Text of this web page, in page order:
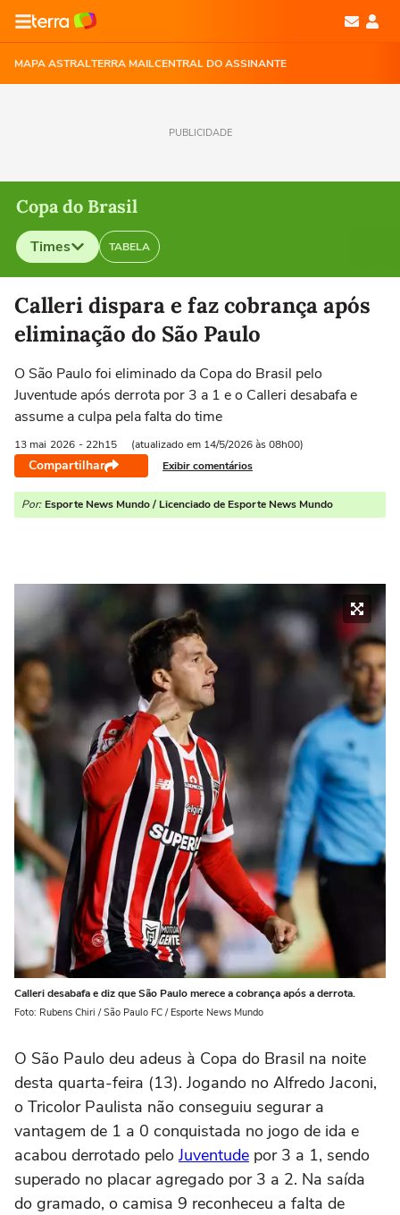
MAPA ASTRALTERRA MAILCENTRAL DO ASSINANTE
PUBLICIDADE
Copa do Brasil
Times TABELA
Selecione o time para ver as notícias
Calleri dispara e faz cobrança após
eliminação do São Paulo
O São Paulo foi eliminado da Copa do Brasil pelo
Juventude após derrota por 3 a 1 e o Calleri desabafa e
assume a culpa pela falta do time
13 mai 2026 - 22h15 (atualizado em 14/5/2026 às 08h00)
Compartilhar Exibir comentários
Por: Esporte News Mundo / Licenciado de Esporte News Mundo
Calleri desabafa e diz que São Paulo merece a cobrança após a derrota.
Foto: Rubens Chiri / São Paulo FC / Esporte News Mundo
O São Paulo deu adeus à Copa do Brasil na noite
desta quarta-feira (13). Jogando no Alfredo Jaconi,
o Tricolor Paulista não conseguiu segurar a
vantagem de 1 a 0 conquistada no jogo de ida e
acabou derrotado pelo Juventude por 3 a 1, sendo
superado no placar agregado por 3 a 2. Na saída
do gramado, o camisa 9 reconheceu a falta de